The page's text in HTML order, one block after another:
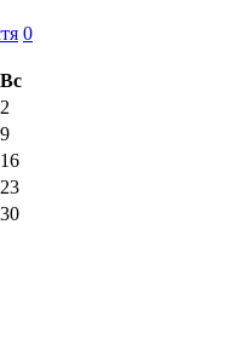
0
Вс
2
9
16
23
30